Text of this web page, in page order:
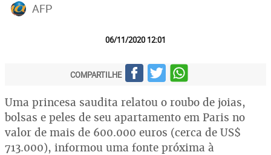
AFP
06/11/2020 12:01
COMPARTILHE
Uma princesa saudita relatou o roubo de joias,
bolsas e peles de seu apartamento em Paris no
valor de mais de 600.000 euros (cerca de US$
713.000), informou uma fonte próxima à